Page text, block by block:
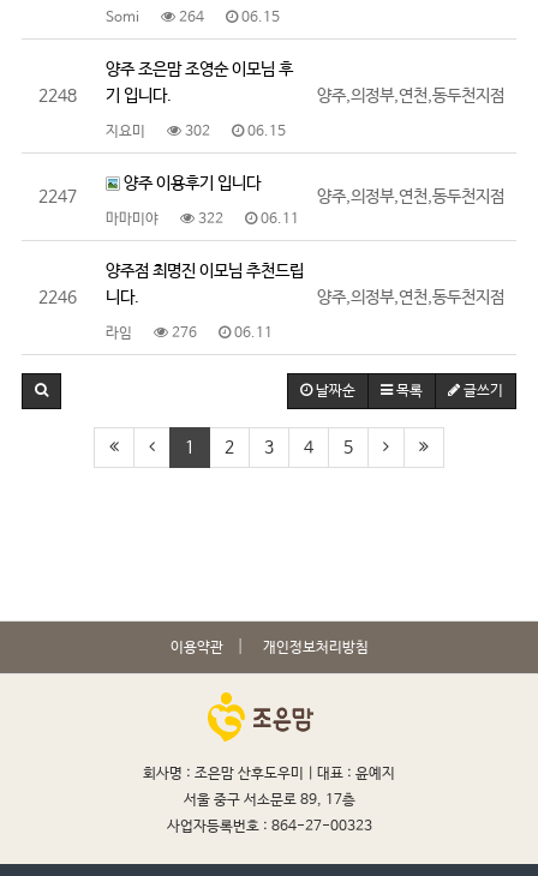
Somi 264 06.15
2248
양주 조은맘 조영순 이모님 후
기 입니다.
지요미 302 06.15
양주,의정부,연천,동두천지점
2247
양주 이용후기 입니다
마마미야 322 06.11
양주,의정부,연천,동두천지점
2246
양주점 최명진 이모님 추천드립
니다.
라임 276 06.11
양주,의정부,연천,동두천지점
날짜순 목록 글쓰기
1 2 3 4 5
이용약관 개인정보처리방침
회사명 : 조은맘 산후도우미 | 대표 : 윤예지
서울 중구 서소문로 89, 17층
사업자등록번호 : 864-27-00323